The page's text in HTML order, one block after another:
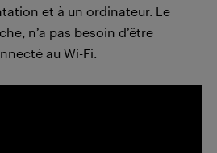
et à un ordinateur. Le
n’a pas besoin d’être
au Wi-Fi.